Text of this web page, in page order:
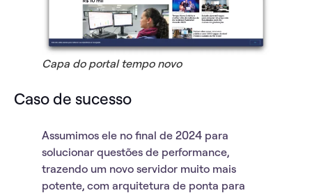
Capa do portal tempo novo
Caso de sucesso
Assumimos ele no final de 2024 para
solucionar questões de performance,
trazendo um novo servidor muito mais
potente, com arquitetura de ponta para